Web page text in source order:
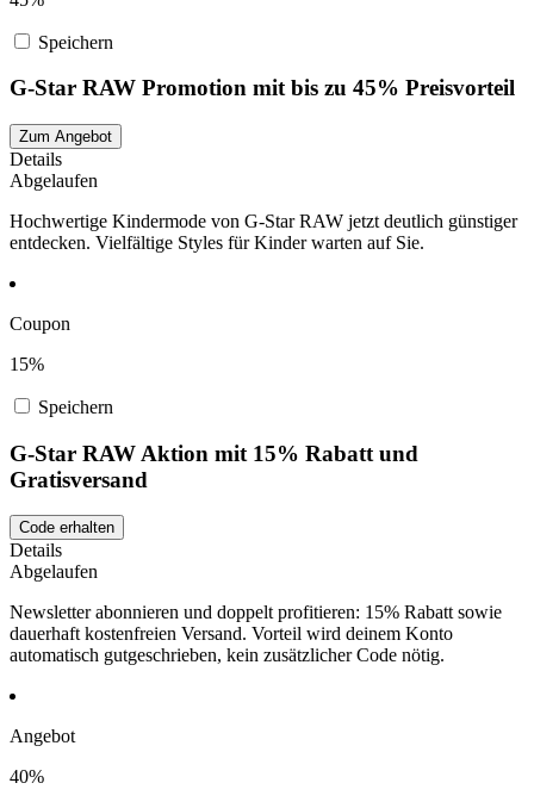
Speichern
G-Star RAW Promotion mit bis zu 45% Preisvorteil
Zum Angebot
Details
Abgelaufen
Hochwertige Kindermode von G-Star RAW jetzt deutlich günstiger
entdecken. Vielfältige Styles für Kinder warten auf Sie.
Coupon
15%
Speichern
G-Star RAW Aktion mit 15% Rabatt und
Gratisversand
Code erhalten
Details
Abgelaufen
Newsletter abonnieren und doppelt profitieren: 15% Rabatt sowie
dauerhaft kostenfreien Versand. Vorteil wird deinem Konto
automatisch gutgeschrieben, kein zusätzlicher Code nötig.
Angebot
40%